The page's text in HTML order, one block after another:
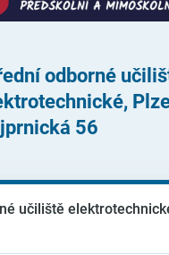
odborné
56
učiliště